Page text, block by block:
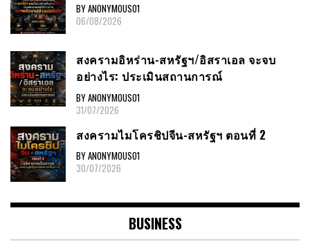
BY ANONYMOUS01
06/08/2026
สงครามอิหร่าน-สหรัฐฯ/อิสราเอล จะจบ
อย่างไร: ประเมินสถานการณ์
BY ANONYMOUS01
31/07/2026
สงครามไมโครชิปจีน-สหรัฐฯ ตอนที่ 2
BY ANONYMOUS01
30/07/2026
BUSINESS